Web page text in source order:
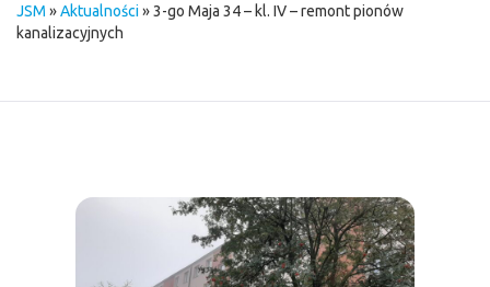
i
JSM »Aktualności»3-go Maja 34 – kl. IV – remont pionów
kanalizacyjnych